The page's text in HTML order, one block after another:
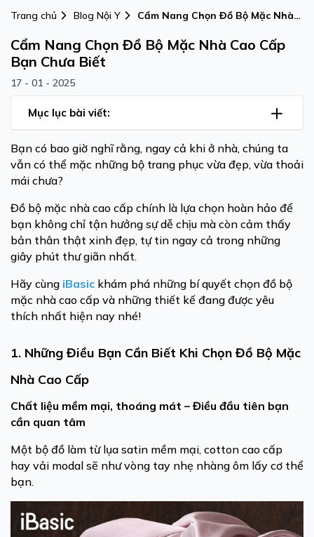
Trang chủ Blog Nội Y
Cẩm Nang Chọn Đồ Bộ Mặc Nhà
Cẩm Nang Chọn Đồ Bộ Mặc Nhà Cao Cấp
Bạn Chưa Biết
17 - 01 - 2025
Mục lục bài viết:
Bạn có bao giờ nghĩ rằng, ngay cả khi ở nhà, chúng ta
vẫn có thể mặc những bộ trang phục vừa đẹp, vừa thoải
mái chưa?
Đồ bộ mặc nhà cao cấp chính là lựa chọn hoàn hảo để
bạn không chỉ tận hưởng sự dễ chịu mà còn cảm thấy
bản thân thật xinh đẹp, tự tin ngay cả trong những
giây phút thư giãn nhất.
Hãy cùng iBasic khám phá những bí quyết chọn đồ bộ
mặc nhà cao cấp và những thiết kế đang được yêu
thích nhất hiện nay nhé!
1. Những Điều Bạn Cần Biết Khi Chọn Đồ Bộ Mặc
Nhà Cao Cấp
Chất liệu mềm mại, thoáng mát – Điều đầu tiên bạn
cần quan tâm
Một bộ đồ làm từ lụa satin mềm mại, cotton cao cấp
hay vải modal sẽ như vòng tay nhẹ nhàng ôm lấy cơ thể
bạn.